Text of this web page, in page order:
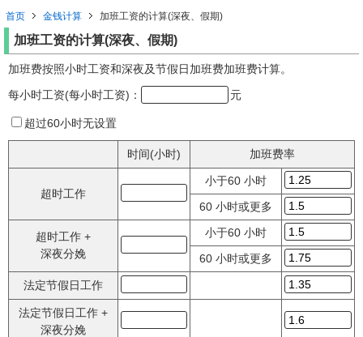
首页 金钱计算 加班工资的计算(深夜、假期)
加班工资的计算(深夜、假期)
加班费按照小时工资和深夜及节假日加​​班费加班费计算。
每小时工资(每小时工资)：
元
超过60小时无设置
时间(小时) 加班费率
超时工作
小于60 小时
60 小时或更多
超时工作 +
深夜分娩
小于60 小时
60 小时或更多
法定节假日工作
法定节假日工作 +
深夜分娩